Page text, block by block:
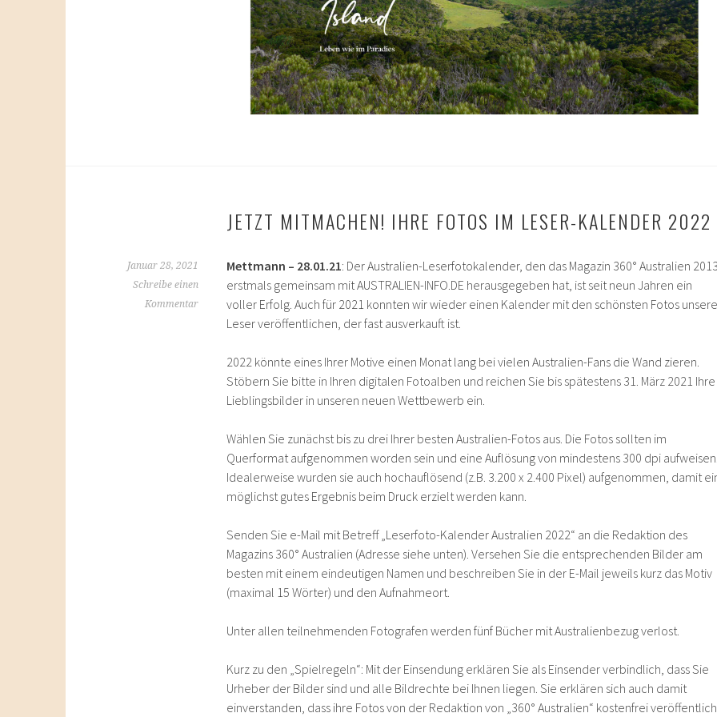
JETZT MITMACHEN! IHRE FOTOS IM LESER-KALENDER 2022
Januar 28, 2021
Schreibe einen
Kommentar
Mettmann – 28.01.21: Der Australien-Leserfotokalender, den das Magazin 360° Australien
erstmals gemeinsam mit AUSTRALIEN-INFO.DE herausgegeben hat, ist seit neun Jahren ein
voller Erfolg. Auch für 2021 konnten wir wieder einen Kalender mit den schönsten Fotos
Leser veröffentlichen, der fast ausverkauft ist.
2022 könnte eines Ihrer Motive einen Monat lang bei vielen Australien-Fans die Wand zieren.
Stöbern Sie bitte in Ihren digitalen Fotoalben und reichen Sie bis spätestens 31. März 2021 Ihre
Lieblingsbilder in unseren neuen Wettbewerb ein.
Wählen Sie zunächst bis zu drei Ihrer besten Australien-Fotos aus. Die Fotos sollten im
Querformat aufgenommen worden sein und eine Auflösung von mindestens 300 dpi
Idealerweise wurden sie auch hochauflösend (z.B. 3.200 x 2.400 Pixel) aufgenommen, damit
möglichst gutes Ergebnis beim Druck erzielt werden kann.
Senden Sie e-Mail mit Betreff „Leserfoto-Kalender Australien 2022“ an die Redaktion des
Magazins 360° Australien (Adresse siehe unten). Versehen Sie die entsprechenden Bilder am
besten mit einem eindeutigen Namen und beschreiben Sie in der E-Mail jeweils kurz das Motiv
(maximal 15 Wörter) und den Aufnahmeort.
Unter allen teilnehmenden Fotografen werden fünf Bücher mit Australienbezug verlost.
Kurz zu den „Spielregeln“: Mit der Einsendung erklären Sie als Einsender verbindlich, dass Sie
Urheber der Bilder sind und alle Bildrechte bei Ihnen liegen. Sie erklären sich auch damit
einverstanden, dass ihre Fotos von der Redaktion von „360° Australien“ kostenfrei